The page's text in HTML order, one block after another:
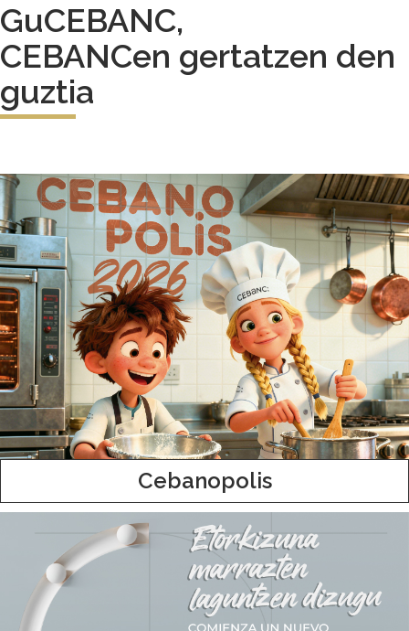
GuCEBANC,
CEBANCen gertatzen den
guztia
Cebanopolis